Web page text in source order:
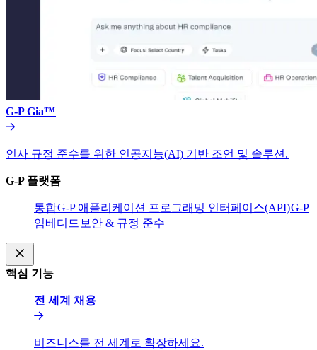
G-P Gia™​​
인사 규정 준수를 위한 인공지능(AI) 기반 조언 및 솔루션.​​
G-P 플랫폼​​
통합​​G-P 애플리케이션 프로그래밍 인터페이스(API)​​G-P
임베디드​​ 보안 & 규정 준수​​
핵심 기능​​
전 세계 채용​​
비즈니스를 전 세계로 확장하세요.​​